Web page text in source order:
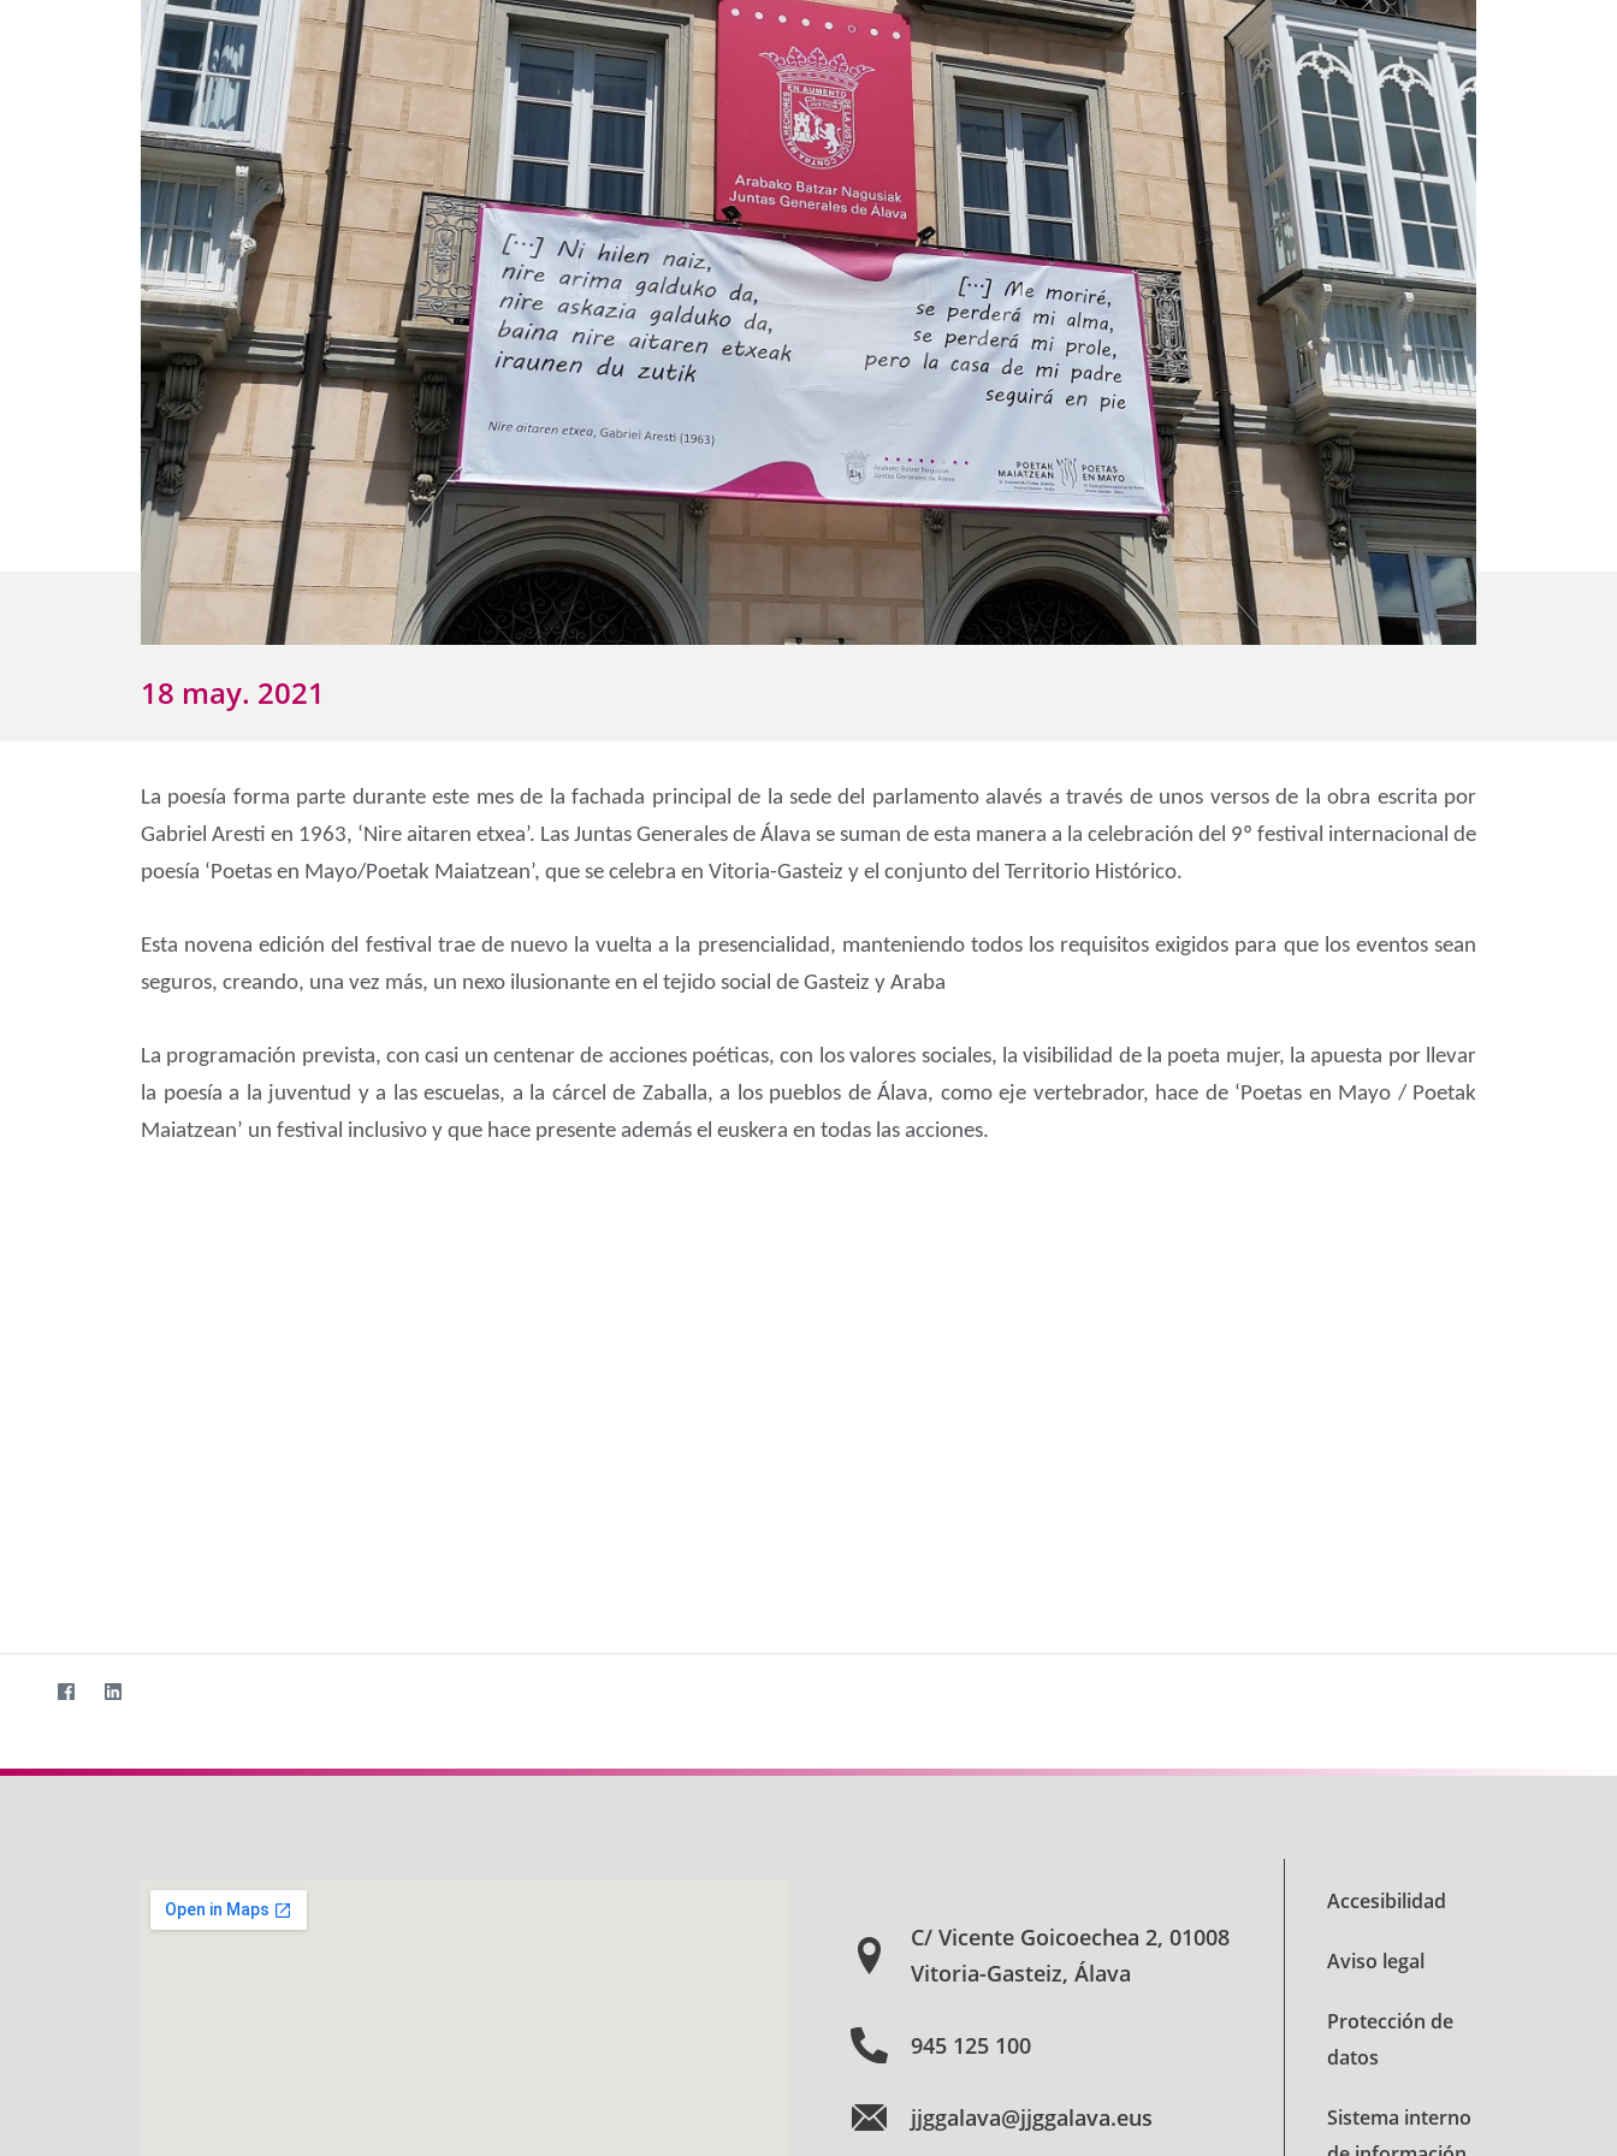
18 may. 2021
La poesía forma parte durante este mes de la fachada principal de la sede del parlamento alavés a través de unos versos de la obra escrita por
Gabriel Aresti en 1963, ‘Nire aitaren etxea’. Las Juntas Generales de Álava se suman de esta manera a la celebración del 9º festival internacional de
poesía ‘Poetas en Mayo/Poetak Maiatzean’, que se celebra en Vitoria-Gasteiz y el conjunto del Territorio Histórico.
Esta novena edición del festival trae de nuevo la vuelta a la presencialidad, manteniendo todos los requisitos exigidos para que los eventos sean
seguros, creando, una vez más, un nexo ilusionante en el tejido social de Gasteiz y Araba
La programación prevista, con casi un centenar de acciones poéticas, con los valores sociales, la visibilidad de la poeta mujer, la apuesta por llevar
la poesía a la juventud y a las escuelas, a la cárcel de Zaballa, a los pueblos de Álava, como eje vertebrador, hace de ‘Poetas en Mayo / Poetak
Maiatzean’ un festival inclusivo y que hace presente además el euskera en todas las acciones.
C/ Vicente Goicoechea 2, 01008
Vitoria-Gasteiz, Álava
945 125 100
jjggalava@jjggalava.eus
Accesibilidad
Aviso legal
Protección de
datos
Sistema interno